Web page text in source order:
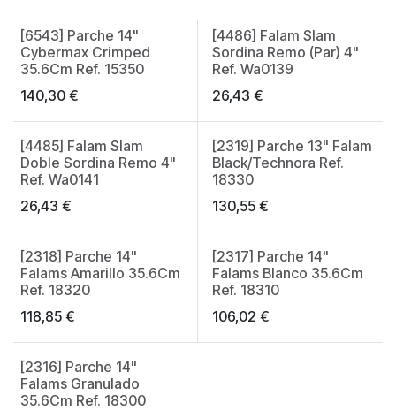
[6543] Parche 14"
Cybermax Crimped
35.6Cm Ref. 15350
140,30 €
[4486] Falam Slam
Sordina Remo (Par) 4"
Ref. Wa0139
26,43 €
[4485] Falam Slam
Doble Sordina Remo 4"
Ref. Wa0141
26,43 €
[2319] Parche 13" Falam
Black/Technora Ref.
18330
130,55€
[2318] Parche 14"
Falams Amarillo 35.6Cm
Ref. 18320
118,85 €
[2317] Parche 14"
Falams Blanco 35.6Cm
Ref. 18310
106,02 €
[2316] Parche 14"
Falams Granulado
35.6Cm Ref. 18300